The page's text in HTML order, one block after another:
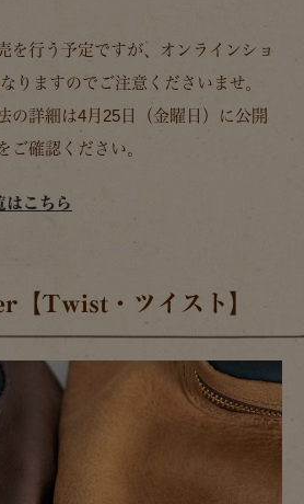
を行う予定ですが、オンラインショ
りますのでご注意くださいませ。
の詳細は4月25日（金曜日）に公開
ご確認ください。
はこちら
【Twist・ツイスト】